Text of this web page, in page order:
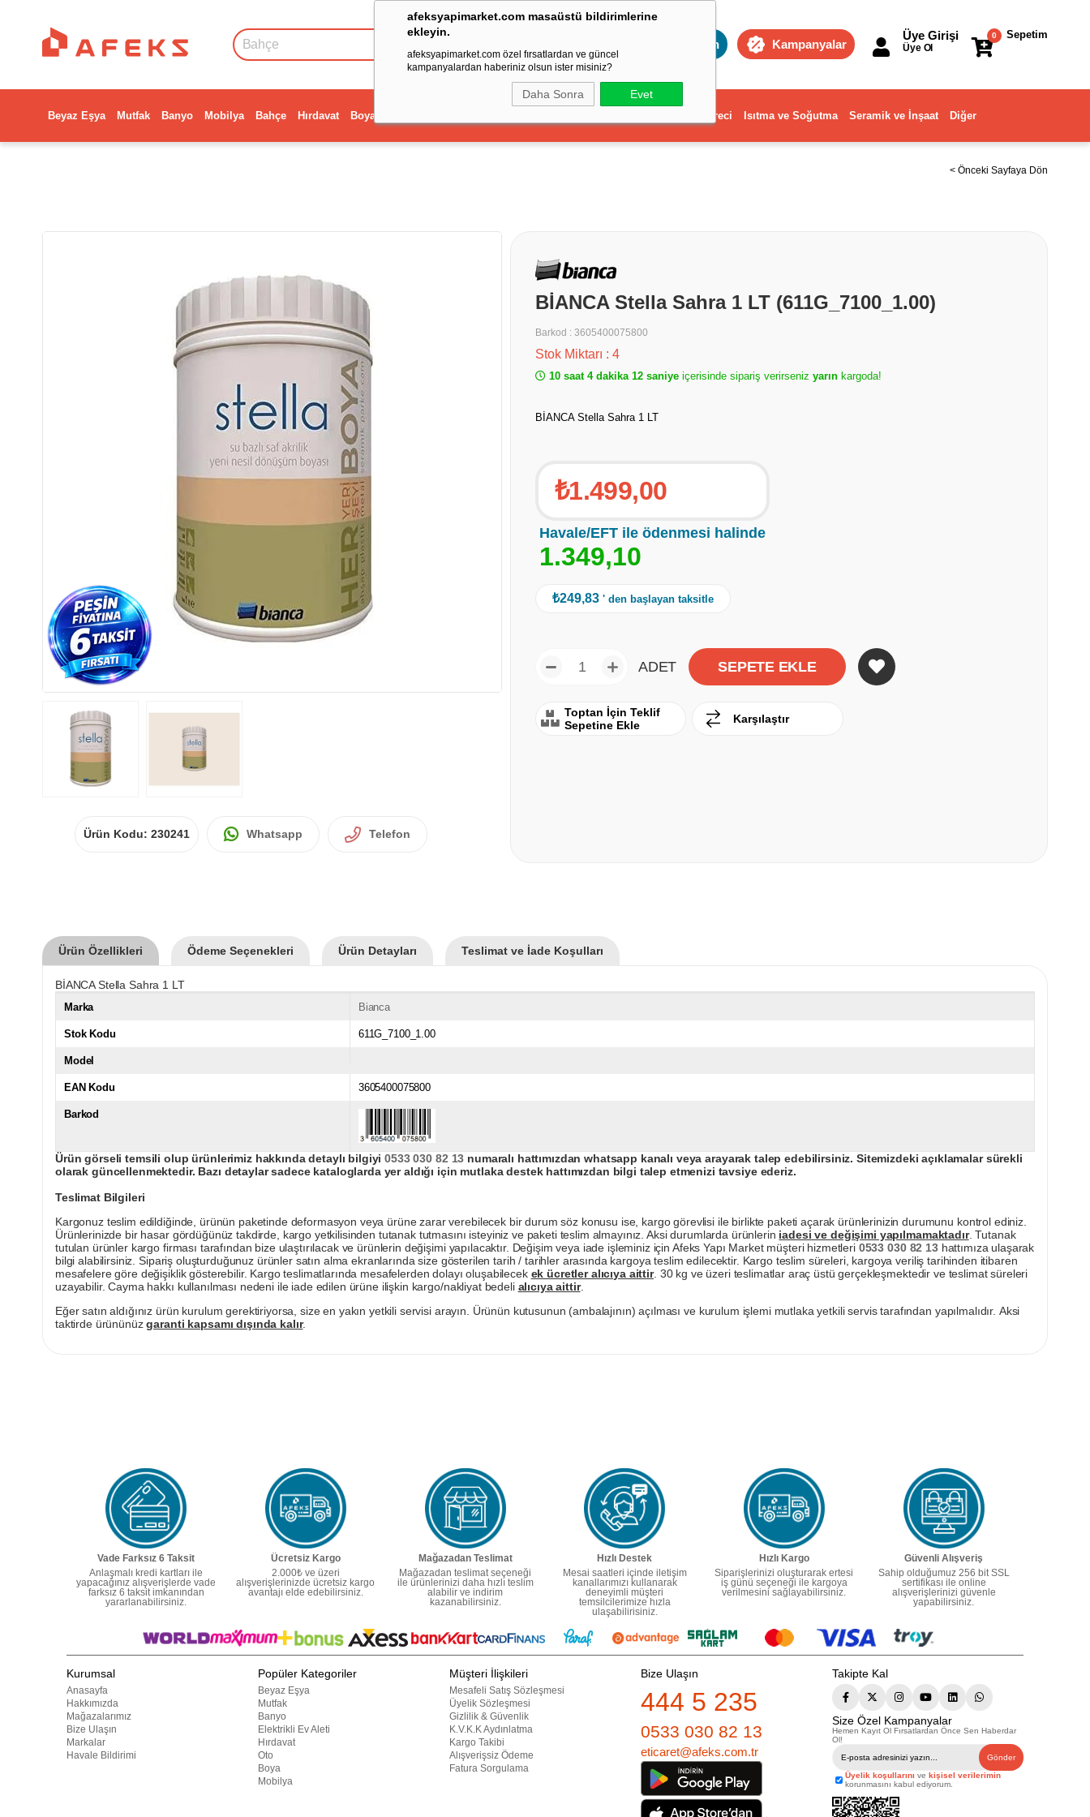
afeksyapimarket.com masaüstü bildirimlerine
ekleyin.
afeksyapimarket.com özel fırsatlardan ve güncel
kampanyalardan haberiniz olsun ister misiniz?
Daha Sonra Evet
Toptan Kampanyalar
Sepetim
0
Üye Girişi
Üye Ol
Beyaz Eşya Mutfak Banyo Mobilya Bahçe Hırdavat Boya Dekorasyon ve Ev Gereci Isıtma ve Soğutma Seramik ve İnşaat Diğer
< Önceki Sayfaya Dön
Ürün Kodu: 230241 Whatsapp Telefon
BİANCA Stella Sahra 1 LT (611G_7100_1.00)
Barkod : 3605400075800
Stok Miktarı : 4
10 saat 4 dakika 11 saniye içerisinde sipariş verirseniz yarın kargoda!
BİANCA Stella Sahra 1 LT
₺1.499,00
Havale/EFT ile ödenmesi halinde
1.349,10
₺249,83 ' den başlayan taksitle
ADET
Toptan İçin Teklif
Sepetine Ekle
Karşılaştır
Ürün Özellikleri Ödeme Seçenekleri Ürün Detayları Teslimat ve İade Koşulları
BİANCA Stella Sahra 1 LT
Marka Bianca
Stok Kodu 611G_7100_1.00
Model
EAN Kodu 3605400075800
Barkod
Ürün görseli temsili olup ürünlerimiz hakkında detaylı bilgiyi0533 030 82 13 numaralı hattımızdan whatsapp kanalı veya arayarak talep edebilirsiniz. Sitemizdeki açıklamalar sürekli
olarak güncellenmektedir. Bazı detaylar sadece kataloglarda yer aldığı için mutlaka destek hattımızdan bilgi talep etmenizi tavsiye ederiz.
Teslimat Bilgileri
Kargonuz teslim edildiğinde, ürünün paketinde deformasyon veya ürüne zarar verebilecek bir durum söz konusu ise, kargo görevlisi ile birlikte paketi açarak ürünlerinizin durumunu kontrol ediniz.
Ürünlerinizde bir hasar gördüğünüz takdirde, kargo yetkilisinden tutanak tutmasını isteyiniz ve paketi teslim almayınız. Aksi durumlarda ürünlerin iadesi ve değişimi yapılmamaktadır. Tutanak
tutulan ürünler kargo firması tarafından bize ulaştırılacak ve ürünlerin değişimi yapılacaktır. Değişim veya iade işleminiz için Afeks Yapı Market müşteri hizmetleri 0533 030 82 13hattımıza ulaşarak
bilgi alabilirsiniz. Sipariş oluşturduğunuz ürünler satın alma ekranlarında size gösterilen tarih / tarihler arasında kargoya teslim edilecektir. Kargo teslim süreleri, kargoya veriliş tarihinden itibaren
mesafelere göre değişiklik gösterebilir. Kargo teslimatlarında mesafelerden dolayı oluşabilecek ek ücretler alıcıya aittir. 30 kg ve üzeri teslimatlar araç üstü gerçekleşmektedir ve teslimat süreleri
uzayabilir. Cayma hakkı kullanılması nedeni ile iade edilen ürüne ilişkin kargo/nakliyat bedeli alıcıya aittir.
Eğer satın aldığınız ürün kurulum gerektiriyorsa, size en yakın yetkili servisi arayın. Ürünün kutusunun (ambalajının) açılması ve kurulum işlemi mutlaka yetkili servis tarafından yapılmalıdır. Aksi
taktirde ürününüzgaranti kapsamı dışında kalır.
Vade Farksız 6 Taksit
Anlaşmalı kredi kartları ile
yapacağınız alışverişlerde vade
farksız 6 taksit imkanından
yararlanabilirsiniz.
Ücretsiz Kargo
2.000₺ ve üzeri
alışverişlerinizde ücretsiz kargo
avantajı elde edebilirsiniz.
Mağazadan Teslimat
Mağazadan teslimat seçeneği
ile ürünlerinizi daha hızlı teslim
alabilir ve indirim
kazanabilirsiniz.
Hızlı Destek
Mesai saatleri içinde iletişim
kanallarımızı kullanarak
deneyimli müşteri
temsilcilerimize hızla
ulaşabilirisiniz.
Hızlı Kargo
Siparişlerinizi oluşturarak ertesi
iş günü seçeneği ile kargoya
verilmesini sağlayabilirsiniz.
Güvenli Alışveriş
Sahip olduğumuz 256 bit SSL
sertifikası ile online
alışverişlerinizi güvenle
yapabilirsiniz.
Kurumsal
Anasayfa
Hakkımızda
Mağazalarımız
Bize Ulaşın
Markalar
Havale Bildirimi
Popüler Kategoriler
Beyaz Eşya
Mutfak
Banyo
Elektrikli Ev Aleti
Hırdavat
Oto
Boya
Mobilya
Müşteri İlişkileri
Mesafeli Satış Sözleşmesi
Üyelik Sözleşmesi
Gizlilik & Güvenlik
K.V.K.K Aydınlatma
Kargo Takibi
Alışverişsiz Ödeme
Fatura Sorgulama
Bize Ulaşın
444 5 235
0533 030 82 13
eticaret@afeks.com.tr
Takipte Kal
Size Özel Kampanyalar
Hemen Kayıt Ol Fırsatlardan Önce Sen Haberdar
Ol!
Gönder
Üyelik koşullarını ve kişisel verilerimin
korunmasını kabul ediyorum.